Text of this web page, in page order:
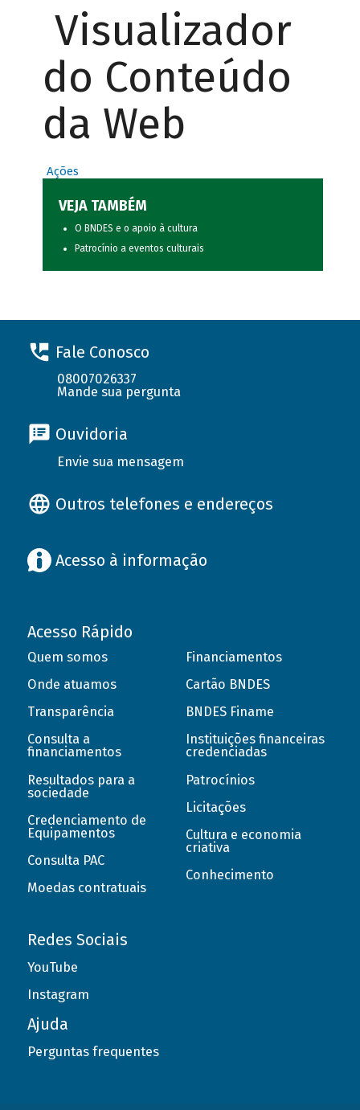
Visualizador
do Conteúdo
da Web
Ações
VEJA TAMBÉM
O BNDES e o apoio à cultura
Patrocínio a eventos culturais
Fale Conosco
08007026337
Mande sua pergunta
Ouvidoria
Envie sua mensagem
Outros telefones e endereços
Acesso à informação
Acesso Rápido
Quem somos
Onde atuamos
Transparência
Consulta a
financiamentos
Resultados para a
sociedade
Credenciamento de
Equipamentos
Consulta PAC
Moedas contratuais
Financiamentos
Cartão BNDES
BNDES Finame
Instituições financeiras
credenciadas
Patrocínios
Licitações
Cultura e economia
criativa
Conhecimento
Redes Sociais
YouTube
Instagram
Ajuda
Perguntas frequentes